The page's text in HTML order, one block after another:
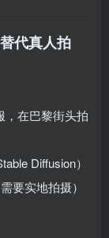
代真人拍
，在巴黎街头拍
Diffusion）
要实地拍摄）